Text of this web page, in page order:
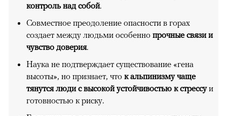
контроль над собой.
Совместное преодоление опасности в горах
создает между людьми особенно прочные связи и
чувство доверия.
Наука не подтверждает существование «гена
высоты», но признает, что к альпинизму чаще
тянутся люди с высокой устойчивостью к стрессуи
готовностью к риску.